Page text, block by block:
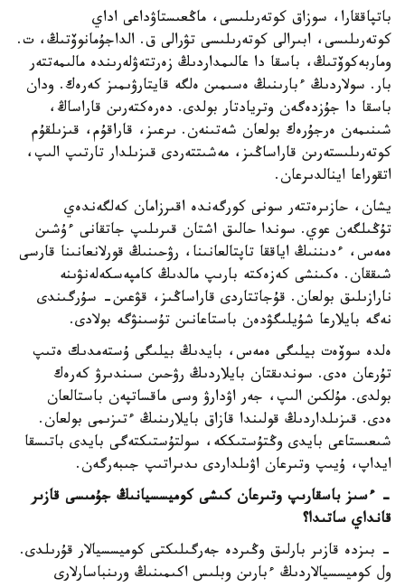
باتپاققارا، سوزاق كوتەرىلىسى، ماڭعىستاۋداعى اداي
كوتەرىلىسى، ابىرالى كوتەرىلىسى تۋرالى ق. الداجۇمانوۆتىڭ، ت.
وماربەكوۆتىڭ، باسقا دا عالىمداردىڭ زەرتتەۋلەرىندە مالىمەتتەر
بار. سولاردىڭ ءبارىنىڭ ەسىمىن ەلگە قايتارۋىمىز كەرەك. ودان
باسقا دا جۇزدەگەن وتريادتار بولدى. دەرەكتەرىن قاراساڭ،
شىنىمەن ەرجۇرەك بولعان شەتىنەن. ىرعىز، قاراقۇم، قىزىلقۇم
كوتەرىلىستەرىن قاراساڭىز، مەشىتتەردى قىزىلدار تارتىپ الىپ،
اتقوراعا اينالدىرعان.
يشان، حازىرەتتەر سونى كورگەندە اقىرزامان كەلگەندەي
تۇڭىلگەن عوي. سوندا حالىق اشتان قىرىلىپ جاتقانى ءۇشىن
ەمەس، ءدىننىڭ اياققا تاپتالعانىنا، رۋحىنىڭ قورلانعانىنا قارسى
شىققان. ەكىنشى كەزەكتە بارىپ مالدىڭ كامپەسكەلەنۋىنە
نارازىلىق بولعان. قۇجاتتاردى قاراساڭىز، قۋعىن- سۇرگىندى
نەگە بايلارعا شۇيلىگۋدەن باستاعانىن تۇسىنۋگە بولادى.
ەلدە سوۆەت بيلىگى ەمەس، بايدىڭ بيلىگى ۇستەمدىك ەتىپ
تۇرعان ەدى. سوندىقتان بايلاردىڭ رۋحىن سىندىرۋ كەرەك
بولدى. مۇلكىن الىپ، جەر اۋدارۋ وسى ماقساتپەن باستالعان
ەدى. قىزىلداردىڭ قولىندا قازاق بايلارىنىڭ ءتىزىمى بولعان.
شىعىستاعى بايدى وڭتۇستىككە، سولتۇستىكتەگى بايدى باتىسقا
ايداپ، ۇيىپ وتىرعان اۋىلداردى ىدىراتىپ جىبەرگەن.
- ءسىز باسقارىپ وتىرعان كىشى كوميسسيانىڭ جۇمىسى قازىر
قانداي ساتىدا؟
- بىزدە قازىر بارلىق وڭىردە جەرگىلىكتى كوميسسيالار قۇرىلدى.
ول كوميسسيالاردىڭ ءبارىن وبلىس اكىمىنىڭ ورىنباسارلارى